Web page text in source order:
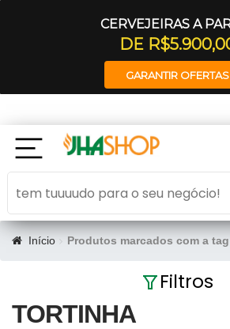
CERVEJEIRAS A
DE
GARANTIR OFERTAS
Início Produtos marcados com a
Filtros
TORTINHA